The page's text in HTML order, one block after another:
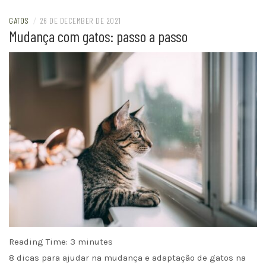
GATOS / 26 DE DECEMBER DE 2021
Mudança com gatos: passo a passo
Reading Time: 3 minutes
8 dicas para ajudar na mudança e adaptação de gatos na